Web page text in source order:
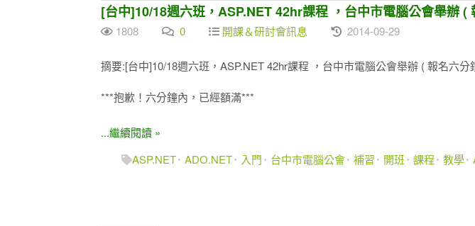
[台中]10/18週六班，ASP.NET 42hr課程 ，台中市電腦公會舉辦 (
1808 0 開課＆研討會訊息 2014-09-29
摘要:[台中]10/18週六班，ASP.NET 42hr課程 ，台中市電腦公會舉辦 ( 報名六分
***抱歉！六分鐘內，已經額滿***
...繼續閱讀 »
ASP.NET ADO.NET 入門 台中市電腦公會 補習 開班 課程 教學